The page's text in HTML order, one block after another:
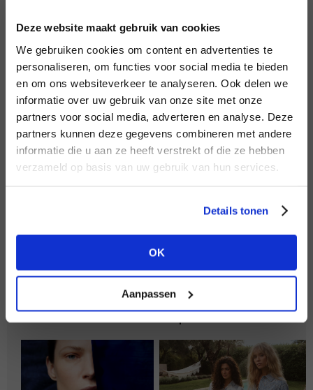
Deze website maakt gebruik van cookies
We gebruiken cookies om content en advertenties te
personaliseren, om functies voor social media te bieden
en om ons websiteverkeer te analyseren. Ook delen we
informatie over uw gebruik van onze site met onze
partners voor social media, adverteren en analyse. Deze
partners kunnen deze gegevens combineren met andere
informatie die u aan ze heeft verstrekt of die ze hebben
verzameld op basis van uw gebruik van hun services.
Details tonen
OK
Aanpassen
INLOGGEN
Wachtwoord
INLOGGEN
NOG GEEN ACCOUNT?
HEB JE NOG GEEN
ACCOUNT?
aan of bekijk de andere mogelijkheden.
BEKIJK ALLE OPTIES
MERK
Circle of Trust
Second female
MERK
MERK
Mos Mosh